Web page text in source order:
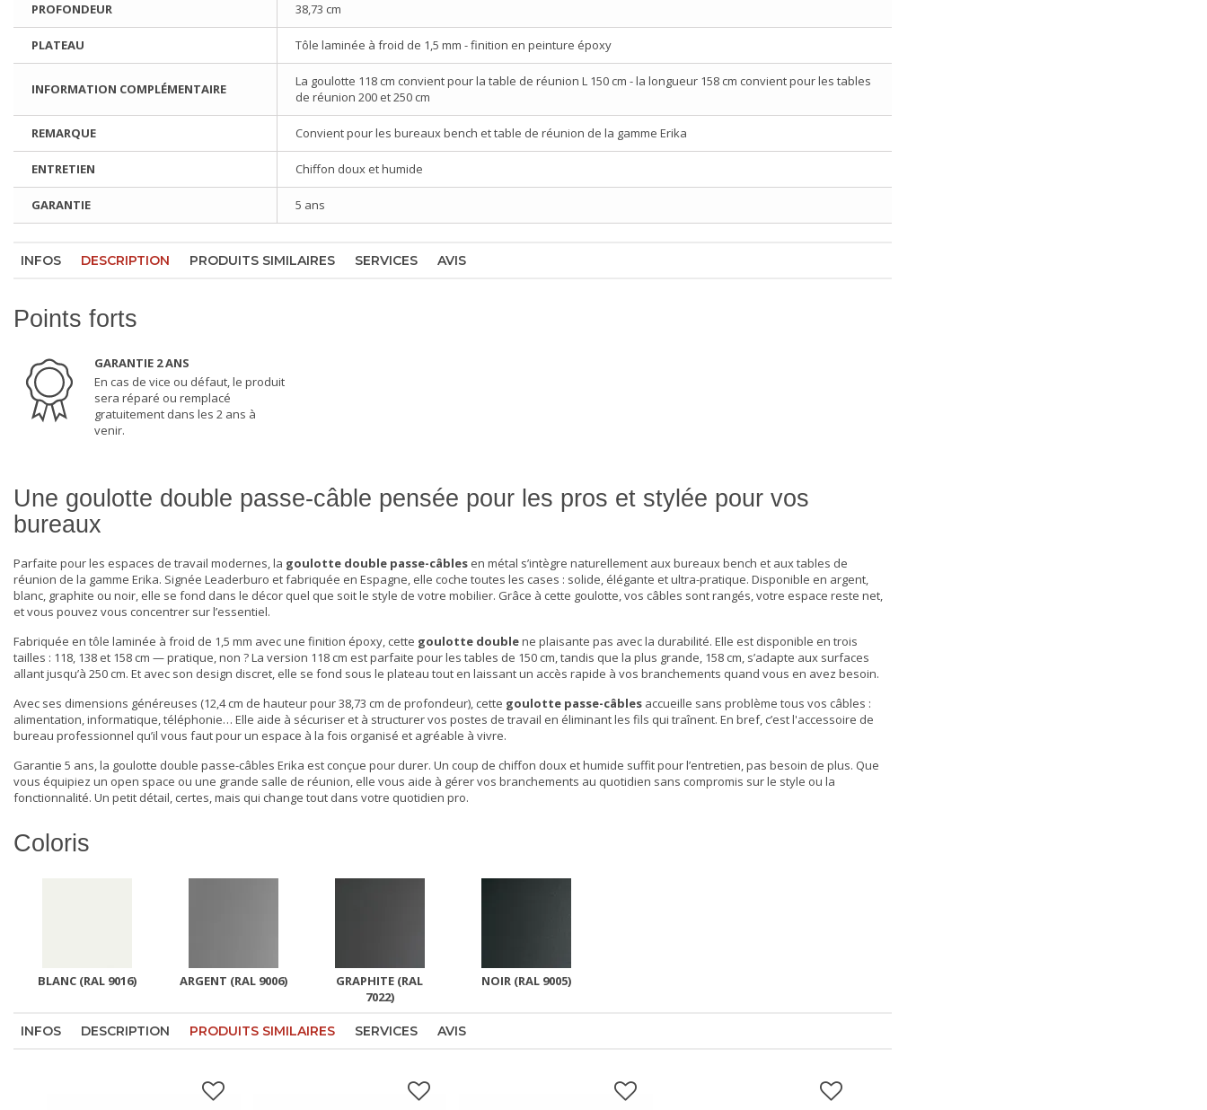
PROFONDEUR 38,73 cm
PLATEAU Tôle laminée à froid de 1,5 mm - finition en peinture époxy
INFORMATION COMPLÉMENTAIRE
La goulotte 118 cm convient pour la table de réunion L 150 cm - la longueur 158 cm convient pour les tables
de réunion 200 et 250 cm
REMARQUE Convient pour les bureaux bench et table de réunion de la gamme Erika
ENTRETIEN Chiffon doux et humide
GARANTIE 5 ans
INFOS DESCRIPTION PRODUITS SIMILAIRES SERVICES AVIS
Points forts
GARANTIE 2 ANS
En cas de vice ou défaut, le produit
sera réparé ou remplacé
gratuitement dans les 2 ans à
venir.
Une goulotte double passe-câble pensée pour les pros et stylée pour vos
bureaux
Parfaite pour les espaces de travail modernes, la goulotte double passe-câbles en métal s’intègre naturellement aux bureaux bench et aux tables de
réunion de la gamme Erika. Signée Leaderburo et fabriquée en Espagne, elle coche toutes les cases : solide, élégante et ultra-pratique. Disponible en argent,
blanc, graphite ou noir, elle se fond dans le décor quel que soit le style de votre mobilier. Grâce à cette goulotte, vos câbles sont rangés, votre espace reste net,
et vous pouvez vous concentrer sur l’essentiel.
Fabriquée en tôle laminée à froid de 1,5 mm avec une finition époxy, cette goulotte doublene plaisante pas avec la durabilité. Elle est disponible en trois
tailles : 118, 138 et 158 cm — pratique, non ? La version 118 cm est parfaite pour les tables de 150 cm, tandis que la plus grande, 158 cm, s’adapte aux surfaces
allant jusqu’à 250 cm. Et avec son design discret, elle se fond sous le plateau tout en laissant un accès rapide à vos branchements quand vous en avez besoin.
Avec ses dimensions généreuses (12,4 cm de hauteur pour 38,73 cm de profondeur), cette goulotte passe-câbles accueille sans problème tous vos câbles :
alimentation, informatique, téléphonie… Elle aide à sécuriser et à structurer vos postes de travail en éliminant les fils qui traînent. En bref, c’est l'accessoire de
bureau professionnel qu’il vous faut pour un espace à la fois organisé et agréable à vivre.
Garantie 5 ans, la goulotte double passe-câbles Erika est conçue pour durer. Un coup de chiffon doux et humide suffit pour l’entretien, pas besoin de plus. Que
vous équipiez un open space ou une grande salle de réunion, elle vous aide à gérer vos branchements au quotidien sans compromis sur le style ou la
fonctionnalité. Un petit détail, certes, mais qui change tout dans votre quotidien pro.
Coloris
BLANC (RAL 9016) ARGENT (RAL 9006)
GRAPHITE (RAL
7022)
NOIR (RAL 9005)
INFOS DESCRIPTION PRODUITS SIMILAIRES SERVICES AVIS